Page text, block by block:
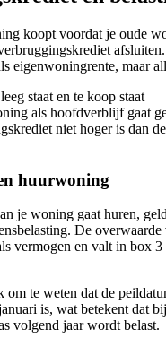
koopt voordat je oude
eigenwoningrente, maar
staat en te koop staat
als hoofdverblijf gaat
niet hoger is dan
huurwoning
je woning gaat huren,
De
vermogen en valt in box 3
te weten dat de
is, wat betekent dat
volgend jaar wordt belast.